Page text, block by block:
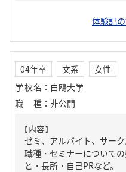
体験記
04年卒 文系
女性
学校名 ： 白鴎大学
職種 ： 非公開
【内容】
ゼミ、アルバイト、サー
職種・セミナーについて
と・長所・自己PRなど。